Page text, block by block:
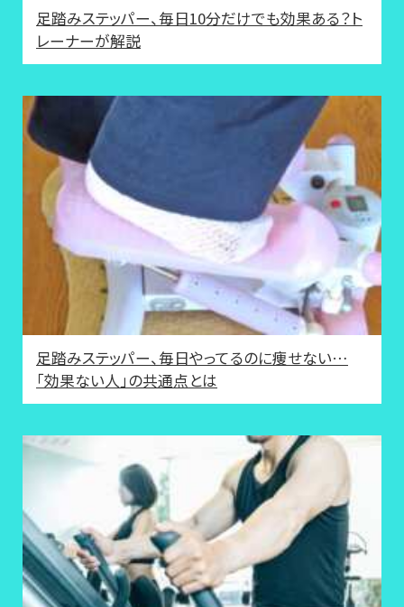
足踏みステッパー、毎日10分だけでも効果ある？ト
レーナーが解説
足踏みステッパー、毎日やってるのに痩せない…
「効果ない人」の共通点とは